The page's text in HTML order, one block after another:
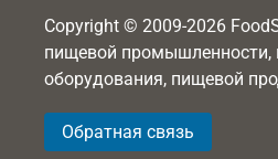
Copyright © 2009-2026
пищевой промышленности,
оборудования, пищевой
Обратная связь